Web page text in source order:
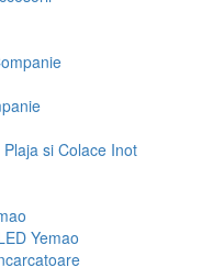
si Colace Inot
Yemao